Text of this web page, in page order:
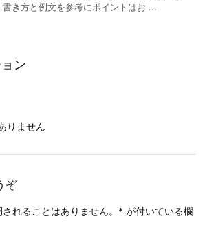
書き方と例文を参考にポイントはお ...
ン
りません
ぞ
れることはありません。 * が付いている欄